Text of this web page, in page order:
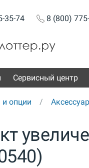
35-74 8 (800)
Сервисный центр
и опции